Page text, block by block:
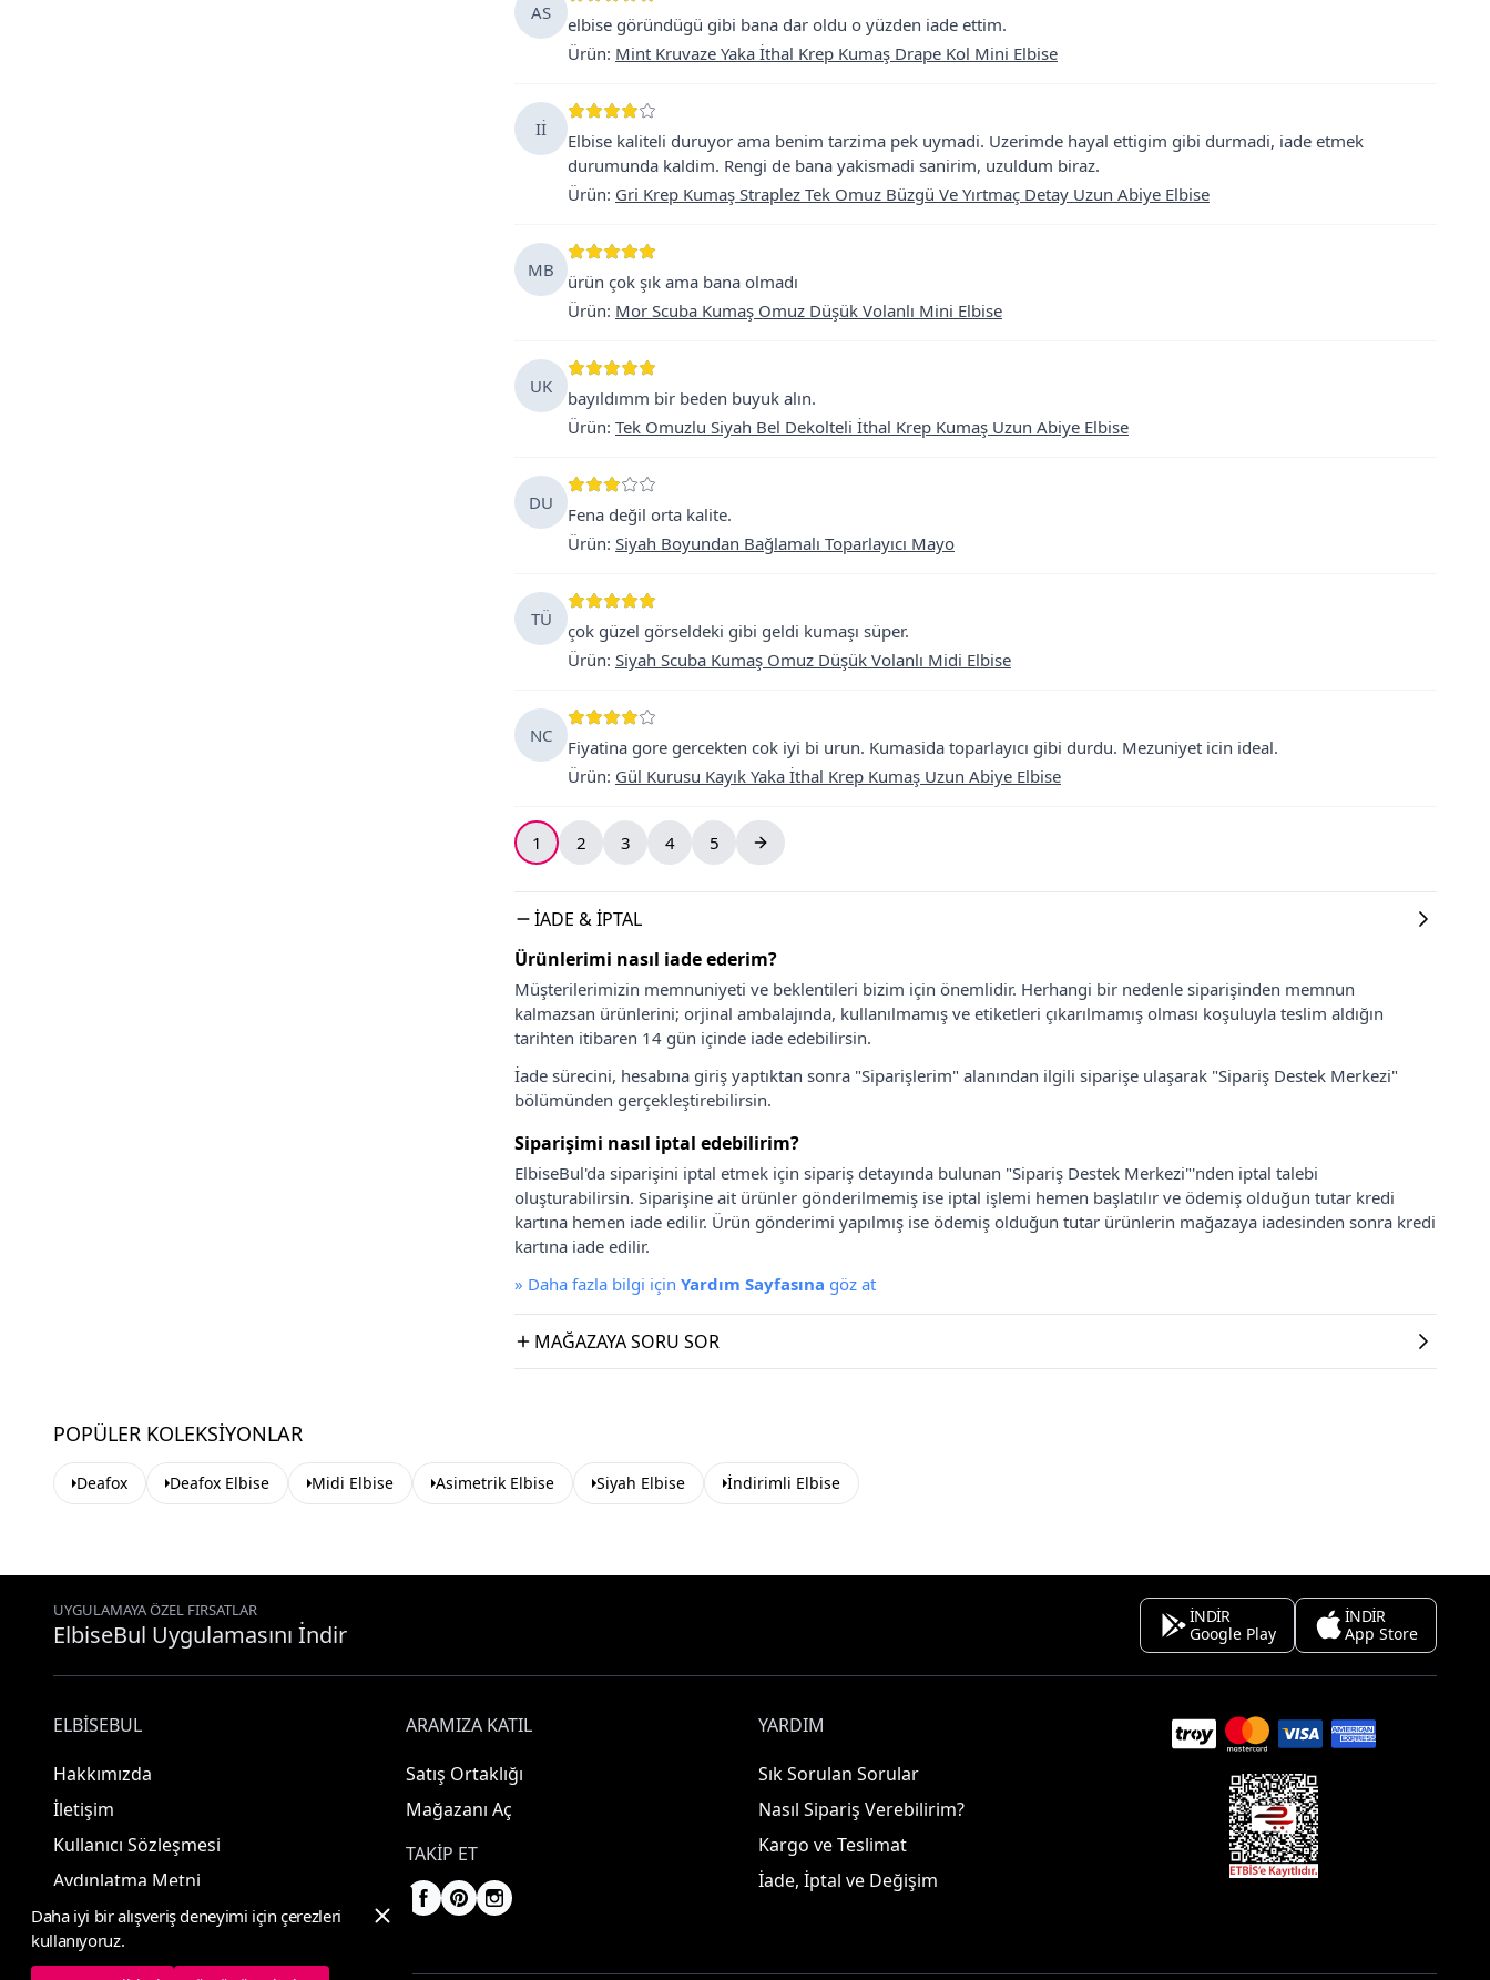
AS
elbise göründügü gibi bana dar oldu o yüzden iade ettim.
Ürün: Mint Kruvaze Yaka İthal Krep Kumaş Drape Kol Mini Elbise
Iİ
Elbise kaliteli duruyor ama benim tarzima pek uymadi. Uzerimde hayal ettigim gibi durmadi, iade etmek
durumunda kaldim. Rengi de bana yakismadi sanirim, uzuldum biraz.
Ürün: Gri Krep Kumaş Straplez Tek Omuz Büzgü Ve Yırtmaç Detay Uzun Abiye Elbise
MB
ürün çok şık ama bana olmadı
Ürün: Mor Scuba Kumaş Omuz Düşük Volanlı Mini Elbise
UK
bayıldımm bir beden buyuk alın.
Ürün: Tek Omuzlu Siyah Bel Dekolteli İthal Krep Kumaş Uzun Abiye Elbise
DU
Fena değil orta kalite.
Ürün: Siyah Boyundan Bağlamalı Toparlayıcı Mayo
TÜ
çok güzel görseldeki gibi geldi kumaşı süper.
Ürün: Siyah Scuba Kumaş Omuz Düşük Volanlı Midi Elbise
NC
Fiyatina gore gercekten cok iyi bi urun. Kumasida toparlayıcı gibi durdu. Mezuniyet icin ideal.
Ürün: Gül Kurusu Kayık Yaka İthal Krep Kumaş Uzun Abiye Elbise
1 2 3 4 5
İADE & İPTAL
Ürünlerimi nasıl iade ederim?
Müşterilerimizin memnuniyeti ve beklentileri bizim için önemlidir. Herhangi bir nedenle siparişinden memnun
kalmazsan ürünlerini; orjinal ambalajında, kullanılmamış ve etiketleri çıkarılmamış olması koşuluyla teslim aldığın
tarihten itibaren 14 gün içinde iade edebilirsin.
İade sürecini, hesabına giriş yaptıktan sonra "Siparişlerim" alanından ilgili siparişe ulaşarak "Sipariş Destek Merkezi"
bölümünden gerçekleştirebilirsin.
Siparişimi nasıl iptal edebilirim?
ElbiseBul'da siparişini iptal etmek için sipariş detayında bulunan "Sipariş Destek Merkezi"'nden iptal talebi
oluşturabilirsin. Siparişine ait ürünler gönderilmemiş ise iptal işlemi hemen başlatılır ve ödemiş olduğun tutar kredi
kartına hemen iade edilir. Ürün gönderimi yapılmış ise ödemiş olduğun tutar ürünlerin mağazaya iadesinden sonra kredi
kartına iade edilir.
» Daha fazla bilgi için Yardım Sayfasına göz at
MAĞAZAYA SORU SOR
POPÜLER KOLEKSIYONLAR
Deafox Deafox Elbise Midi Elbise Asimetrik Elbise Siyah Elbise İndirimli Elbise
UYGULAMAYA ÖZEL FIRSATLAR
ElbiseBul Uygulamasını İndir
İNDİR
Google Play
İNDİR
App Store
ELBISEBUL
Hakkımızda
İletişim
Kullanıcı Sözleşmesi
Aydınlatma Metni
ARAMIZA KATIL
Satış Ortaklığı
Mağazanı Aç
TAKIP ET
YARDIM
Sık Sorulan Sorular
Nasıl Sipariş Verebilirim?
Kargo ve Teslimat
İade, İptal ve Değişim
Daha iyi bir alışveriş deneyimi için çerezleri
kullanıyoruz.